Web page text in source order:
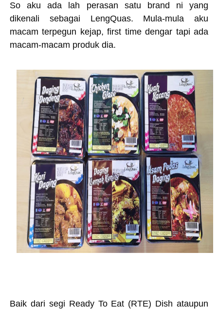
So aku ada lah perasan satu brand ni yang
dikenali sebagai LengQuas. Mula-mula aku
macam terpegun kejap, first time dengar tapi ada
macam-macam produk dia.
Baik dari segi Ready To Eat (RTE) Dish ataupun